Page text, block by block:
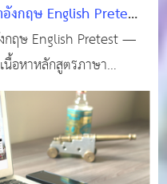
งกฤษ English Pretest
ข้อ
กฤษ English Pretest —
อหาหลักสูตรภาษา
ะเน้นไปที่ 4 ส่วนหลัก:
กรณ์พื้นฐาน (Grammar),
าน (Reading) โดยส่วนให